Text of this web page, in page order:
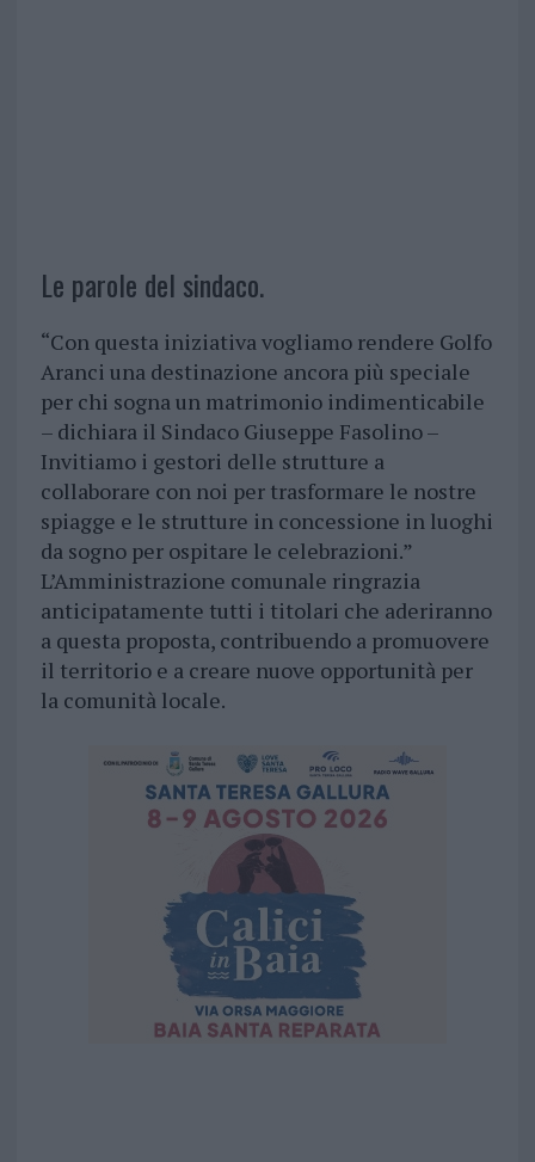
Le parole del sindaco.
“Con questa iniziativa vogliamo rendere Golfo
Aranci una destinazione ancora più speciale
per chi sogna un matrimonio indimenticabile
– dichiara il Sindaco Giuseppe Fasolino –
Invitiamo i gestori delle strutture a
collaborare con noi per trasformare le nostre
spiagge e le strutture in concessione in luoghi
da sogno per ospitare le celebrazioni.”
L’Amministrazione comunale ringrazia
anticipatamente tutti i titolari che aderiranno
a questa proposta, contribuendo a promuovere
il territorio e a creare nuove opportunità per
la comunità locale.